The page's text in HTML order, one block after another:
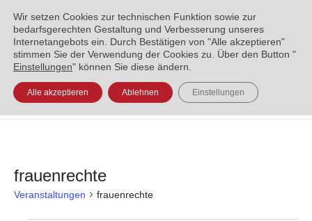
ENGLISH العربية УКРАЇНСЬКА
frauenrechte
Veranstaltungen frauenrechte
Wir setzen Cookies zur technischen Funktion sowie zur
bedarfsgerechten Gestaltung und Verbesserung unseres
Internetangebots ein. Durch Bestätigen von "Alle akzeptieren"
stimmen Sie der Verwendung der Cookies zu. Über den Button "
Einstellungen" können Sie diese ändern.
Alle akzeptieren Ablehnen Einstellungen